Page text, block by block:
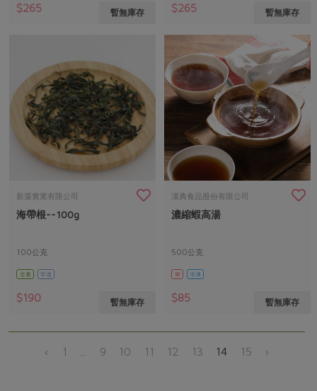
$265 暫無庫存 $265 暫無庫存
新藻實業有限公司
海帶根--100g
100公克
全素 常溫
$190 暫無庫存
漢典食品股份有限公司
濃縮蝦高湯
500公克
葷 冷凍
$85 暫無庫存
‹ 1 9 10 11 12 13 14 15 ›